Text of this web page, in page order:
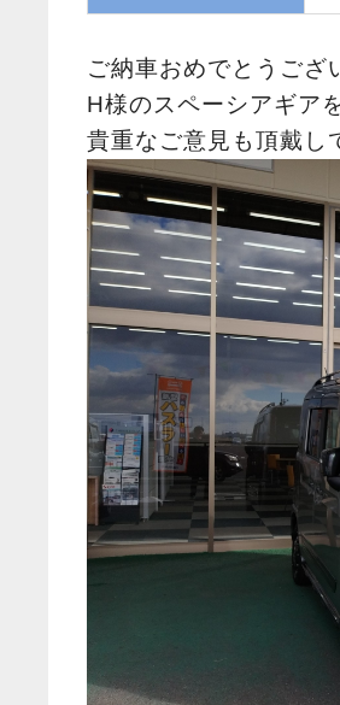
ご納車おめでとうござ
H様のスペーシアギア
貴重なご意見も頂戴し